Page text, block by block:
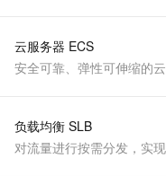
云服务器 ECS
负载均衡 SLB